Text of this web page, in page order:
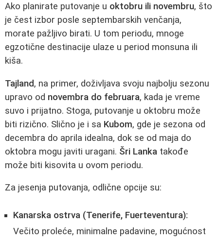
Ako planirate putovanje u oktobru ili novembru, što
je čest izbor posle septembarskih venčanja,
morate pažljivo birati. U tom periodu, mnoge
egzotične destinacije ulaze u period monsuna ili
kiša.
Tajland, na primer, doživljava svoju najbolju sezonu
upravo od novembra do februara, kada je vreme
suvo i prijatno. Stoga, putovanje u oktobru može
biti rizično. Slično je i sa Kubom, gde je sezona od
decembra do aprila idealna, dok se od maja do
oktobra mogu javiti uragani. Šri Lanka takođe
može biti kisovita u ovom periodu.
Za jesenja putovanja, odlične opcije su:
Kanarska ostrva (Tenerife, Fuerteventura):
Večito proleće, minimalne padavine, mogućnost